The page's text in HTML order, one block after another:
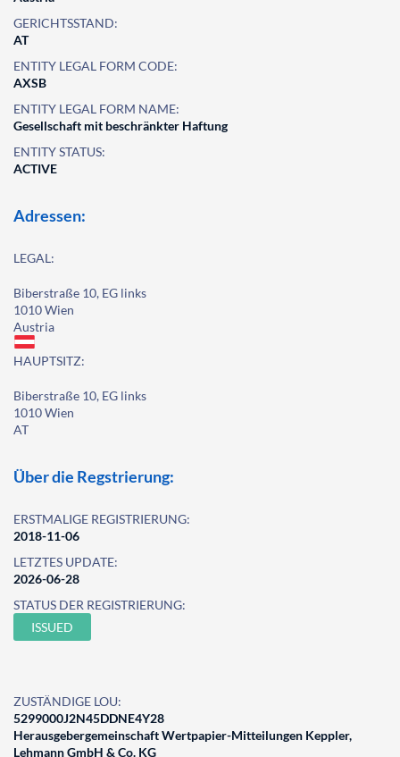
GERICHTSSTAND:
AT
ENTITY LEGAL FORM CODE:
AXSB
ENTITY LEGAL FORM NAME:
Gesellschaft mit beschränkter Haftung
ENTITY STATUS:
ACTIVE
Adressen:
LEGAL:
Biberstraße 10, EG links
1010 Wien
Austria
HAUPTSITZ:
Biberstraße 10, EG links
1010 Wien
AT
Über die Regstrierung:
ERSTMALIGE REGISTRIERUNG:
2018-11-06
LETZTES UPDATE:
2026-06-28
STATUS DER REGISTRIERUNG:
ISSUED
ZUSTÄNDIGE LOU:
5299000J2N45DDNE4Y28
Herausgebergemeinschaft Wertpapier-Mitteilungen Keppler,
Lehmann GmbH & Co. KG